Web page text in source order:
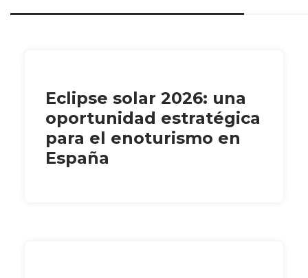
Eclipse solar 2026: una
oportunidad estratégica
para el enoturismo en
España